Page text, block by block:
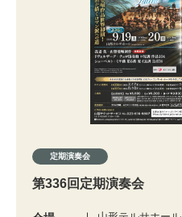
定期演奏会
第336回定期演奏会